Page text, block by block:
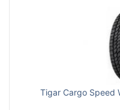
Tigar Cargo Speed